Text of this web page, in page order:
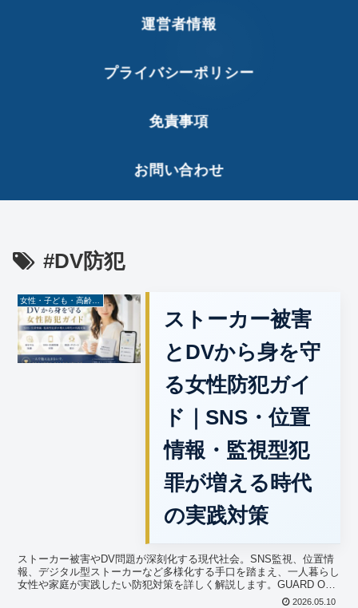
運営者情報
プライバシーポリシー
免責事項
お問い合わせ
#DV防犯
女性・子ども・高齢者防犯
ストーカー被害
とDVから身を守
る女性防犯ガイ
ド｜SNS・位置
情報・監視型犯
罪が増える時代
の実践対策
ストーカー被害やDV問題が深刻化する現代社会。SNS監視、位置情
報、デジタル型ストーカーなど多様化する手口を踏まえ、一人暮らし
女性や家庭が実践したい防犯対策を詳しく解説します。GUARD ON
が、女性防犯・相談先・生活防犯・最新ストーカー対策まで分かりや
2026.05.10